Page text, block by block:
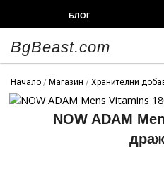
БЛОГ
BgBeast.com
Начало / Магазин / Хранителни
NOW ADAM